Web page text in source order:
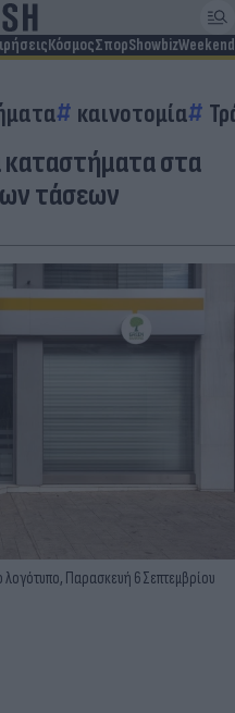
ΚόσμοςΣπορShowbizWeekend
καινοτομία
καταστήματα στα
τάσεων
Παρασκευή 6 Σεπτεμβρίου